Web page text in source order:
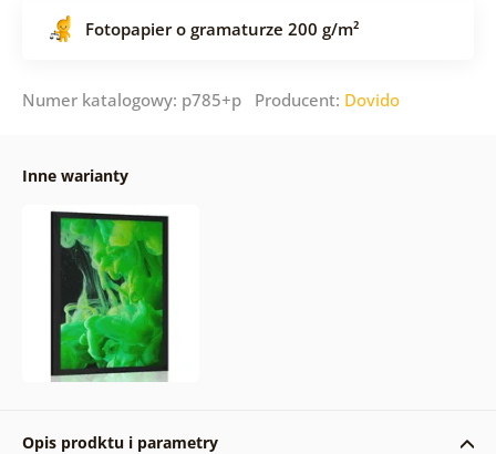
Fotopapier o gramaturze 200 g/m²
Numer katalogowy: p785+p Producent: Dovido
Inne warianty
Opis prodktu i parametry